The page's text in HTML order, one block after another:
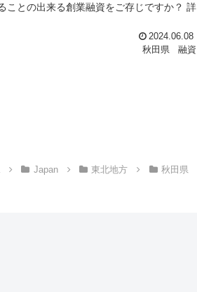
ことの出来る創業融資をご存じですか？ 詳
2024.06.08
秋田県
融資
Japan 東北地方 秋田県